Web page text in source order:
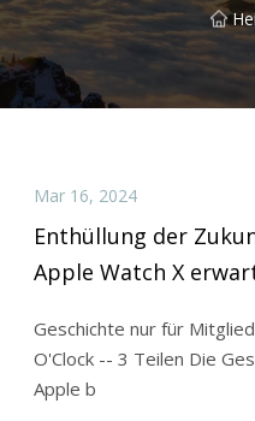
Mar 16, 2024
Enthüllung der
Apple Watch X
Geschichte nur für
O'Clock -- 3 Teilen Die
Apple b